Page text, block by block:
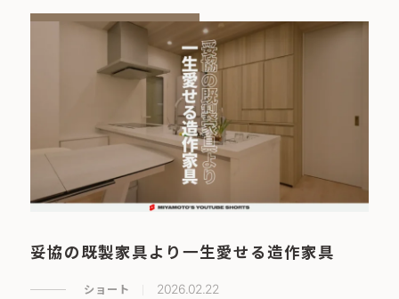
妥協の既製家具より一生愛せる造作家具
ショート 2026.02.22